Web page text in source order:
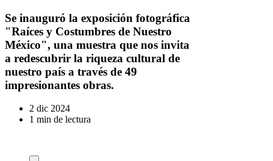
Se inauguró la exposición fotográfica
"Raíces y Costumbres de Nuestro
México", una muestra que nos invita
a redescubrir la riqueza cultural de
nuestro país a través de 49
impresionantes obras.
2 dic 2024
1 min de lectura